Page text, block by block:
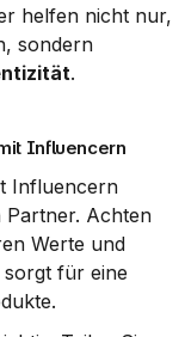
helfen nicht nur,
sondern
.
Influencern
Influencern
Partner. Achten
Werte und